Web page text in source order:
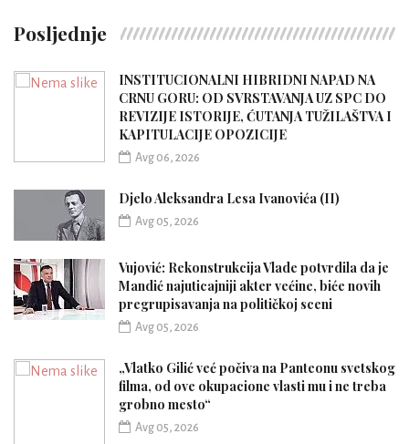
Posljednje
INSTITUCIONALNI HIBRIDNI NAPAD NA
CRNU GORU: OD SVRSTAVANJA UZ SPC DO
REVIZIJE ISTORIJE, ĆUTANJA TUŽILAŠTVA I
KAPITULACIJE OPOZICIJE
Avg 06, 2026
Djelo Aleksandra Lesa Ivanovića (II)
Avg 05, 2026
Vujović: Rekonstrukcija Vlade potvrdila da je
Mandić najuticajniji akter većine, biće novih
pregrupisavanja na političkoj sceni
Avg 05, 2026
„Vlatko Gilić već počiva na Panteonu svetskog
filma, od ove okupacione vlasti mu i ne treba
grobno mesto“
Avg 05, 2026